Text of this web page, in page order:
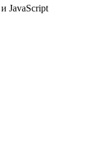
JavaScript